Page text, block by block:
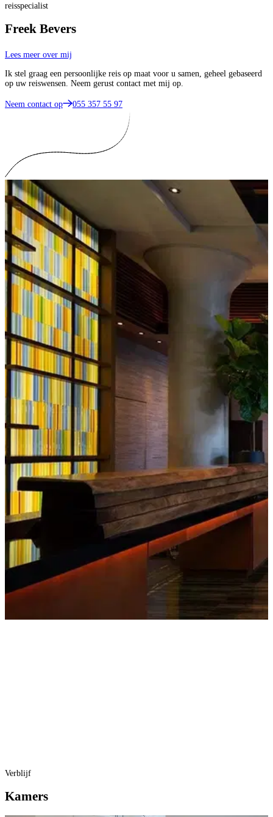
reisspecialist
Freek Bevers
Lees meer over mij
Ik stel graag een persoonlijke reis op maat voor u samen, geheel gebaseerd
op uw reiswensen. Neem gerust contact met mij op.
Neem contact op 055 357 55 97
Verblijf
Kamers